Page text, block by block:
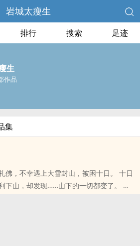
岩城太瘦生
排行 搜索 足迹
生
作品
集
佛，不幸遇上大雪封山，被困十日。 十日
下山，却发现……山下的一切都变了。 他